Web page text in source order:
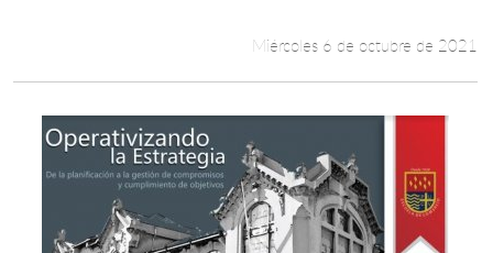
Miércoles 6 de octubre de 2021